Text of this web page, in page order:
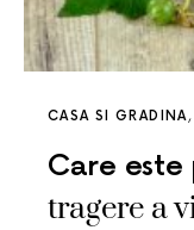
CASA SI GRADINA
Care
tragere a